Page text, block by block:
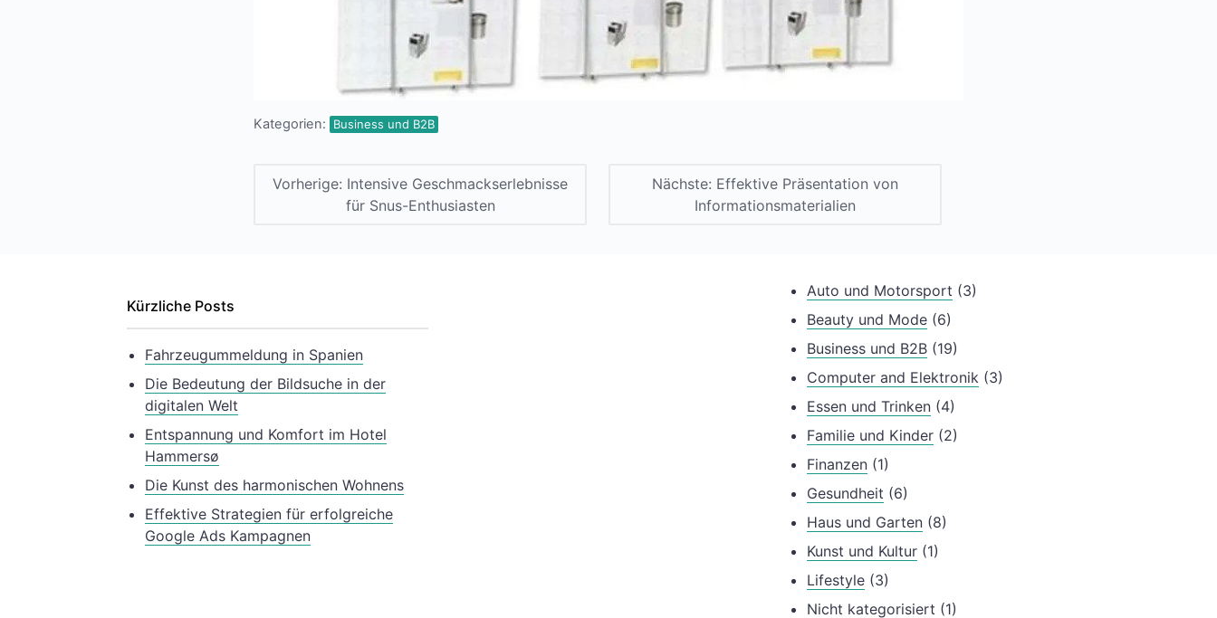
Kategorien: Business und B2B
Vorherige: Intensive Geschmackserlebnisse
für Snus-Enthusiasten
Nächste: Effektive Präsentation von
Informationsmaterialien
Kürzliche Posts
Fahrzeugummeldung in Spanien
Die Bedeutung der Bildsuche in der
digitalen Welt
Entspannung und Komfort im Hotel
Hammersø
Die Kunst des harmonischen Wohnens
Effektive Strategien für erfolgreiche
Google Ads Kampagnen
Auto und Motorsport (3)
Beauty und Mode(6)
Business und B2B(19)
Computer and Elektronik (3)
Essen und Trinken(4)
Familie und Kinder(2)
Finanzen(1)
Gesundheit (6)
Haus und Garten(8)
Kunst und Kultur(1)
Lifestyle(3)
Nicht kategorisiert (1)